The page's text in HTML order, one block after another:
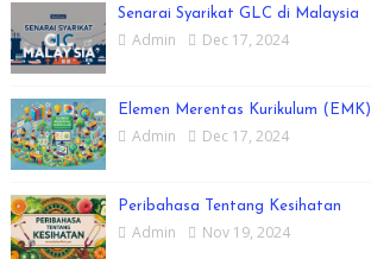
Senarai Syarikat GLC di Malaysia
Admin Dec 17, 2024
Elemen Merentas Kurikulum (EMK)
Admin Dec 17, 2024
Peribahasa Tentang Kesihatan
Admin Nov 19, 2024